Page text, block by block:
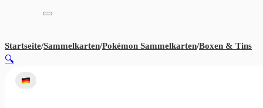
Startseite/Sammelkarten/Pokémon Sammelkarten/Boxen & Tins
🔍